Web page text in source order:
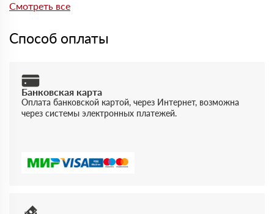
отгрузке можно получить документы, подтверждающие
Смотреть все
Способ оплаты
Банковская карта
Оплата банковской картой, через Интернет, возможна
через системы электронных платежей.